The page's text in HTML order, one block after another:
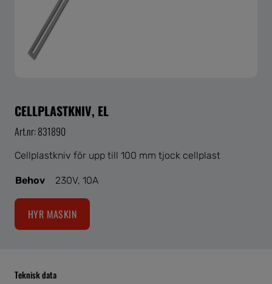
CELLPLASTKNIV, EL
Art.nr: 831890
Cellplastkniv för upp till 100 mm tjock cellplast
Behov 230V, 10A
HYR MASKIN
Teknisk data